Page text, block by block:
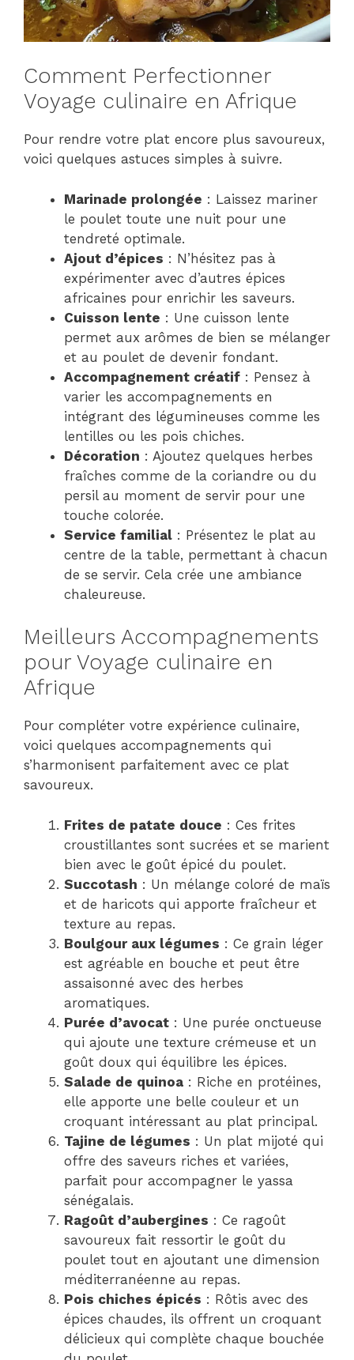
Comment Perfectionner
Voyage culinaire en Afrique
Pour rendre votre plat encore plus savoureux,
voici quelques astuces simples à suivre.
Marinade prolongée : Laissez mariner
le poulet toute une nuit pour une
tendreté optimale.
Ajout d’épices : N’hésitez pas à
expérimenter avec d’autres épices
africaines pour enrichir les saveurs.
Cuisson lente : Une cuisson lente
permet aux arômes de bien se mélanger
et au poulet de devenir fondant.
Accompagnement créatif : Pensez à
varier les accompagnements en
intégrant des légumineuses comme les
lentilles ou les pois chiches.
Décoration : Ajoutez quelques herbes
fraîches comme de la coriandre ou du
persil au moment de servir pour une
touche colorée.
Service familial : Présentez le plat au
centre de la table, permettant à chacun
de se servir. Cela crée une ambiance
chaleureuse.
Meilleurs Accompagnements
pour Voyage culinaire en
Afrique
Pour compléter votre expérience culinaire,
voici quelques accompagnements qui
s’harmonisent parfaitement avec ce plat
savoureux.
Frites de patate douce : Ces frites
croustillantes sont sucrées et se marient
bien avec le goût épicé du poulet.
Succotash : Un mélange coloré de maïs
et de haricots qui apporte fraîcheur et
texture au repas.
Boulgour aux légumes : Ce grain léger
est agréable en bouche et peut être
assaisonné avec des herbes
aromatiques.
Purée d’avocat : Une purée onctueuse
qui ajoute une texture crémeuse et un
goût doux qui équilibre les épices.
Salade de quinoa : Riche en protéines,
elle apporte une belle couleur et un
croquant intéressant au plat principal.
Tajine de légumes : Un plat mijoté qui
offre des saveurs riches et variées,
parfait pour accompagner le yassa
sénégalais.
Ragoût d’aubergines : Ce ragoût
savoureux fait ressortir le goût du
poulet tout en ajoutant une dimension
méditerranéenne au repas.
Pois chiches épicés : Rôtis avec des
épices chaudes, ils offrent un croquant
délicieux qui complète chaque bouchée